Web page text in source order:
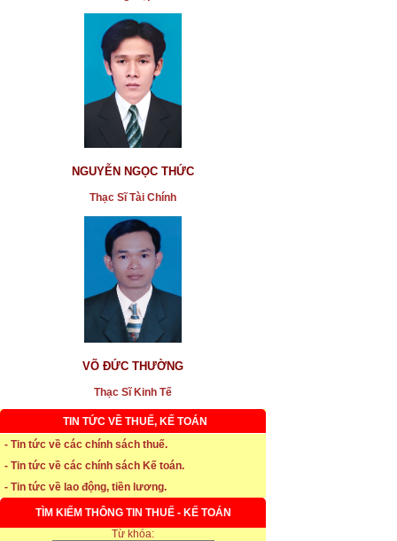
NGUYỄN NGỌC THỨC
Thạc Sĩ Tài Chính
VÕ ĐỨC THƯỜNG
Thạc Sĩ Kinh Tế
TIN TỨC VỀ THUẾ, KẾ TOÁN
- Tin tức về các chính sách thuế.
- Tin tức về các chính sách Kế toán.
- Tin tức về lao động, tiền lương.
TÌM KIẾM THÔNG TIN THUẾ - KẾ TOÁN
Từ khóa:
* Thời hạn đăng ký bảo hiểm thất nghiệp
* Thời hiệu xử phạt trong xây dựng